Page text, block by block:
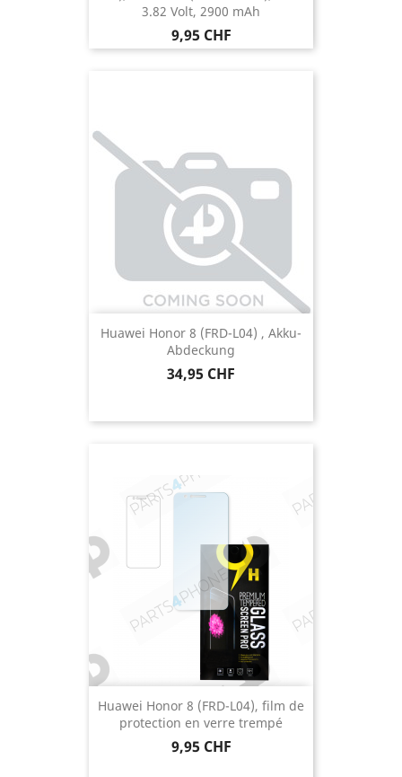
3.82 Volt, 2900 mAh
Preis
9,95 CHF
Huawei Honor 8 (FRD-L04) , Akku-
Abdeckung
Preis
34,95 CHF
Huawei Honor 8 (FRD-L04), film de
protection en verre trempé
Preis
9,95 CHF